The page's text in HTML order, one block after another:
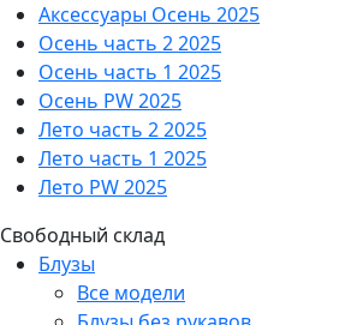
Аксессуары Осень 2025
Осень часть 2 2025
Осень часть 1 2025
Осень PW 2025
Лето часть 2 2025
Лето часть 1 2025
Лето PW 2025
Свободный склад
Блузы
Все модели